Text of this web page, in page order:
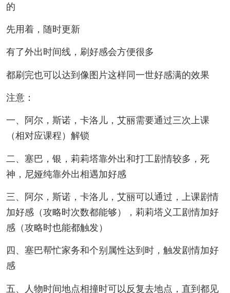
的
先用着，随时更新
有了外出时间线，刷好感会方便很多
都刷完也可以达到像图片这样同一世好感满的效果
注意：
一、阿尔，斯诺，卡洛儿，艾丽需要通过三次上课
（相对应课程）解锁
二、塞巴，银，莉莉塔靠外出和打工剧情较多，死
神，尼娅纯靠外出相遇加好感
三、阿尔，斯诺，卡洛儿，艾丽可以通过，上课剧情
加好感（攻略时次数都能够），莉莉塔义工剧情加好
感（攻略时也能都触发）
四、塞巴帮忙家务和个别属性达到时，触发剧情加好
感
五、人物时间地点相撞时可以反复去地点，直到都见